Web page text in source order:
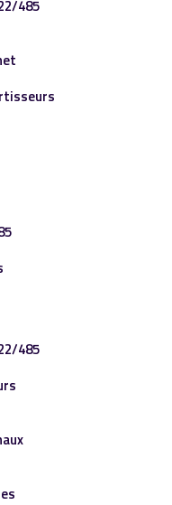
485
485